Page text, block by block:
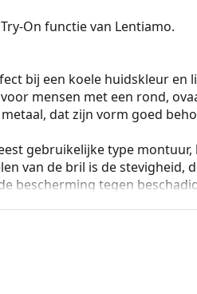
On functie van Lentiamo.
bij een koele huidskleur en
mensen met een rond,
dat zijn vorm goed
gebruikelijke type
van de bril is de stevigheid,
bescherming tegen
vorm van de neus aan en
te voorkomen.
bewegingsvrijheid tot